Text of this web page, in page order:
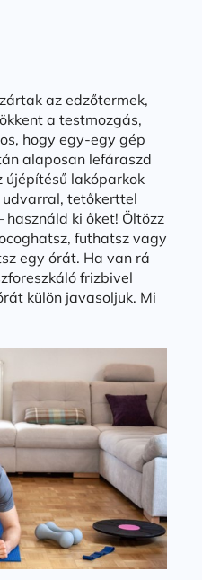
az edzőtermek,
a testmozgás,
hogy egy-egy gép
alaposan lefáraszd
újépítésű lakóparkok
udvarral, tetőkerttel
ki őket! Öltözz
futhatsz vagy
egy órát. Ha van rá
frizbivel
külön javasoljuk. Mi